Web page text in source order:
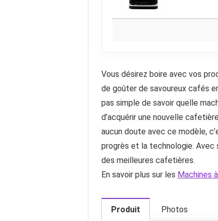
Vous désirez boire avec vos
de goûter de savoureux cafés
pas simple de savoir quelle
d’acquérir une nouvelle
aucun doute avec ce modèle,
progrès et la technologie.
des meilleures cafetières.
En savoir plus sur les Machines
Produit Photos